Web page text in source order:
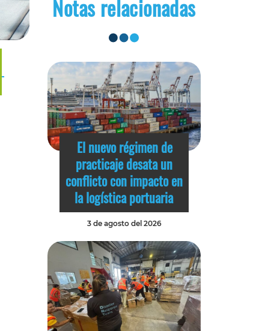
Notas relacionadas
El nuevo régimen de
practicaje desata un
conflicto con impacto en
la logística portuaria
3 de agosto del 2026